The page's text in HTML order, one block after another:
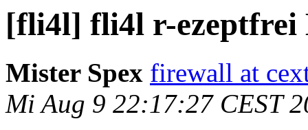
[fli4l] fli4l r-ezeptfrei
Mister Spex firewall at
Mi Aug 9 22:17:27 CEST